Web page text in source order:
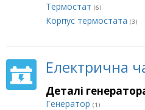
Термостат (6)
Корпус термостата (3)
Електрична
Деталі
Генератор (1)